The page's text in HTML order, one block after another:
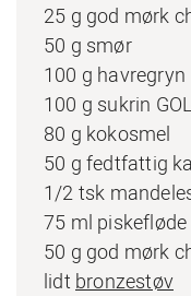
25 g god mørk
50 g smør
100 g havregryn
100 g sukrin
80 g kokosmel
50 g fedtfattig
1/2 tsk
75 ml piskefløde
50 g god mørk
lidt bronzestøv